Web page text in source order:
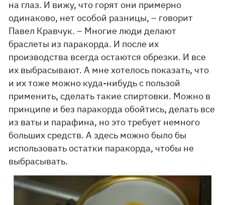
на глаз. И вижу, что горят они примерно
одинаково, нет особой разницы, – говорит
Павел Кравчук. – Многие люди делают
браслеты из паракорда. И после их
производства всегда остаются обрезки. И все
их выбрасывают. А мне хотелось показать, что
и их тоже можно куда-нибудь с пользой
применить, сделать такие спиртовки. Можно в
принципе и без паракорда обойтись, делать все
из ваты и парафина, но это требует немного
больших средств. А здесь можно было бы
использовать остатки паракорда, чтобы не
выбрасывать.